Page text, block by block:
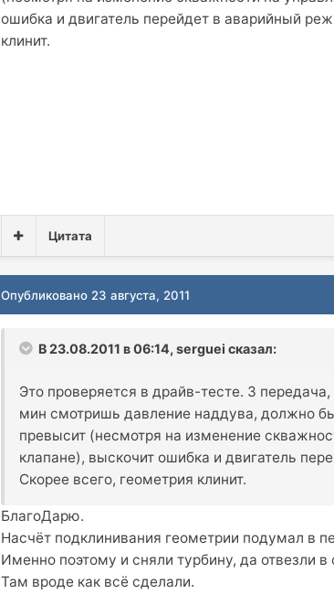
ошибка и двигатель перейдет в аварийный
клинит.
Цитата
Опубликовано 23 августа, 2011
В 23.08.2011 в 06:14, serguei сказал:
Это проверяется в драйв-тесте. 3
мин смотришь давление наддува, должно
превысит (несмотря на изменение
клапане), выскочит ошибка и двигатель
Скорее всего, геометрия клинит.
БлагоДарю.
Насчёт подклинивания геометрии подумал в
Именно поэтому и сняли турбину, да отвезли в
Там вроде как всё сделали.